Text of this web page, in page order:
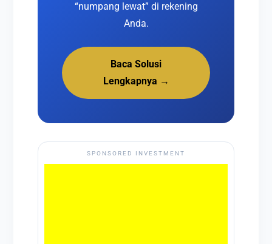
“numpang lewat” di rekening
Anda.
Baca Solusi
Lengkapnya →
SPONSORED INVESTMENT